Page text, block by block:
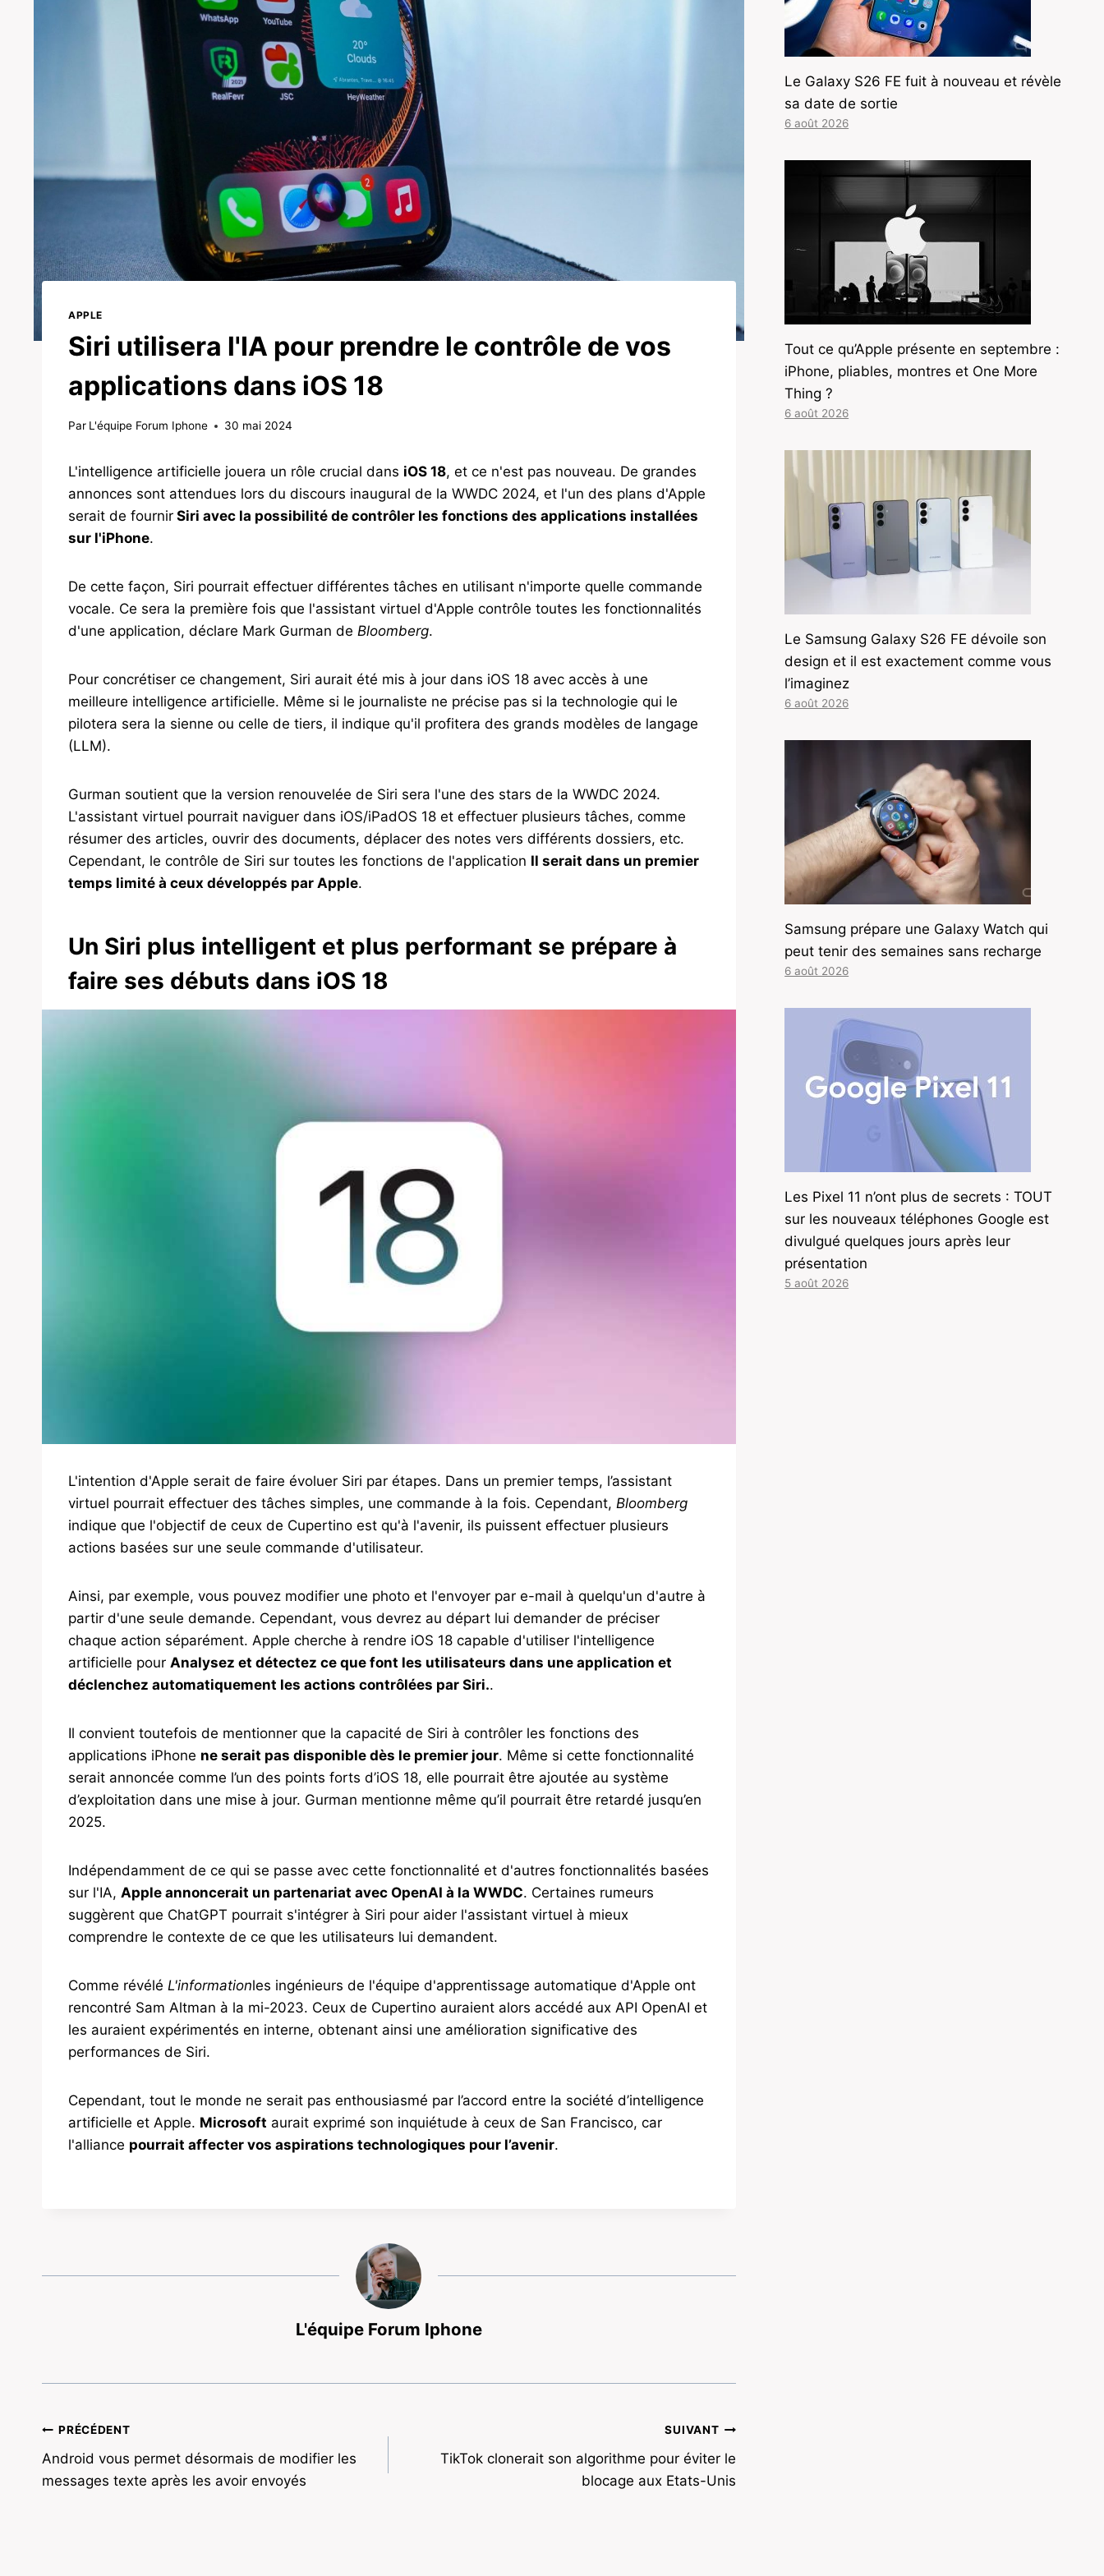
APPLE
Siri utilisera l'IA pour prendre le contrôle de vos
applications dans iOS 18
Par L'équipe Forum Iphone 30 mai 2024
L'intelligence artificielle jouera un rôle crucial dans iOS 18, et ce n'est pas nouveau. De grandes
annonces sont attendues lors du discours inaugural de la WWDC 2024, et l'un des plans d'Apple
serait de fournir Siri avec la possibilité de contrôler les fonctions des applications installées
sur l'iPhone.
De cette façon, Siri pourrait effectuer différentes tâches en utilisant n'importe quelle commande
vocale. Ce sera la première fois que l'assistant virtuel d'Apple contrôle toutes les fonctionnalités
d'une application, déclare Mark Gurman de Bloomberg.
Pour concrétiser ce changement, Siri aurait été mis à jour dans iOS 18 avec accès à une
meilleure intelligence artificielle. Même si le journaliste ne précise pas si la technologie qui le
pilotera sera la sienne ou celle de tiers, il indique qu'il profitera des grands modèles de langage
(LLM).
Gurman soutient que la version renouvelée de Siri sera l'une des stars de la WWDC 2024.
L'assistant virtuel pourrait naviguer dans iOS/iPadOS 18 et effectuer plusieurs tâches, comme
résumer des articles, ouvrir des documents, déplacer des notes vers différents dossiers, etc.
Cependant, le contrôle de Siri sur toutes les fonctions de l'application Il serait dans un premier
temps limité à ceux développés par Apple.
Un Siri plus intelligent et plus performant se prépare à
faire ses débuts dans iOS 18
L'intention d'Apple serait de faire évoluer Siri par étapes. Dans un premier temps, l’assistant
virtuel pourrait effectuer des tâches simples, une commande à la fois. Cependant, Bloomberg
indique que l'objectif de ceux de Cupertino est qu'à l'avenir, ils puissent effectuer plusieurs
actions basées sur une seule commande d'utilisateur.
Ainsi, par exemple, vous pouvez modifier une photo et l'envoyer par e-mail à quelqu'un d'autre à
partir d'une seule demande. Cependant, vous devrez au départ lui demander de préciser
chaque action séparément. Apple cherche à rendre iOS 18 capable d'utiliser l'intelligence
artificielle pour Analysez et détectez ce que font les utilisateurs dans une application et
déclenchez automatiquement les actions contrôlées par Siri..
Il convient toutefois de mentionner que la capacité de Siri à contrôler les fonctions des
applications iPhone ne serait pas disponible dès le premier jour. Même si cette fonctionnalité
serait annoncée comme l’un des points forts d’iOS 18, elle pourrait être ajoutée au système
d’exploitation dans une mise à jour. Gurman mentionne même qu’il pourrait être retardé jusqu’en
2025.
Indépendamment de ce qui se passe avec cette fonctionnalité et d'autres fonctionnalités basées
sur l'IA, Apple annoncerait un partenariat avec OpenAI à la WWDC. Certaines rumeurs
suggèrent que ChatGPT pourrait s'intégrer à Siri pour aider l'assistant virtuel à mieux
comprendre le contexte de ce que les utilisateurs lui demandent.
Comme révélé L'informationles ingénieurs de l'équipe d'apprentissage automatique d'Apple ont
rencontré Sam Altman à la mi-2023. Ceux de Cupertino auraient alors accédé aux API OpenAI et
les auraient expérimentés en interne, obtenant ainsi une amélioration significative des
performances de Siri.
Cependant, tout le monde ne serait pas enthousiasmé par l’accord entre la société d’intelligence
artificielle et Apple. Microsoft aurait exprimé son inquiétude à ceux de San Francisco, car
l'alliance pourrait affecter vos aspirations technologiques pour l’avenir.
L'équipe Forum Iphone
Navigation
de
PRÉCÉDENT
Android vous permet désormais de modifier les
messages texte après les avoir envoyés
SUIVANT
TikTok clonerait son algorithme pour éviter le
blocage aux Etats-Unis
Le Galaxy S26 FE fuit à nouveau et révèle
sa date de sortie
6 août 2026
Tout ce qu’Apple présente en septembre :
iPhone, pliables, montres et One More
Thing ?
6 août 2026
Le Samsung Galaxy S26 FE dévoile son
design et il est exactement comme vous
l’imaginez
6 août 2026
Samsung prépare une Galaxy Watch qui
peut tenir des semaines sans recharge
6 août 2026
Les Pixel 11 n’ont plus de secrets : TOUT
sur les nouveaux téléphones Google est
divulgué quelques jours après leur
présentation
5 août 2026